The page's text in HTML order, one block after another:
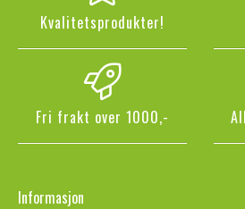
Kvalitetsprodukter!
Fri frakt over 1000,-
Informasjon